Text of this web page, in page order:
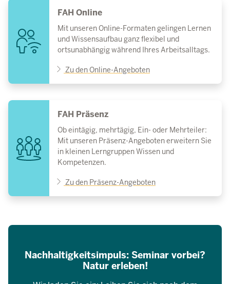
FAH Online
Mit unseren Online-Formaten gelingen Lernen
und Wissensaufbau ganz flexibel und
ortsunabhängig während Ihres Arbeitsalltags.
Zu den Online-Angeboten
FAH Präsenz
Ob eintägig, mehrtägig, Ein- oder Mehrteiler:
Mit unseren Präsenz-Angeboten erweitern Sie
in kleinen Lerngruppen Wissen und
Kompetenzen.
Zu den Präsenz-Angeboten
Nachhaltigkeitsimpuls: Seminar vorbei?
Natur erleben!